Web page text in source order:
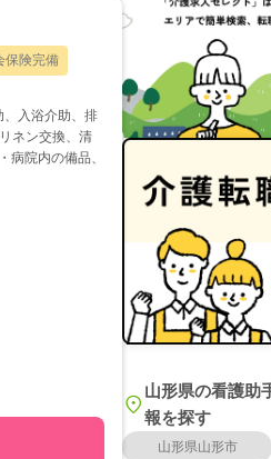
保険完備
、入浴介助、排
ネン交換、清
病院内の備品、
山形県の看護助
報を探す
山形県山形市